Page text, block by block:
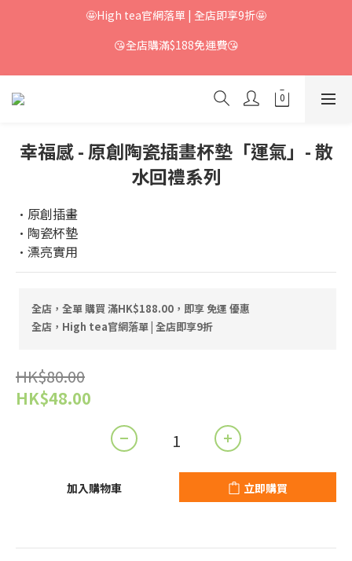
🤩High tea官網落單 | 全店即享9折🤩
😘全店購滿$188免運費😘
幸福感 - 原創陶瓷插畫杯墊「運氣」- 散
水回禮系列
·原創插畫
·陶瓷杯墊
·漂亮實用
全店，全單 購買 滿HK$188.00，即享 免運 優惠
全店，High tea官網落單 | 全店即享9折
HK$80.00
HK$48.00
加入購物車 立即購買